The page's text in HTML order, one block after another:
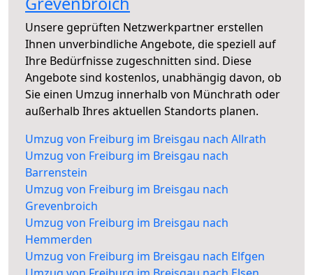
Unsere geprüften Netzwerkpartner erstellen
Ihnen unverbindliche Angebote, die speziell auf
Ihre Bedürfnisse zugeschnitten sind. Diese
Angebote sind kostenlos, unabhängig davon, ob
Sie einen Umzug innerhalb von Münchrath oder
außerhalb Ihres aktuellen Standorts planen.
Umzug von Freiburg im Breisgau nach Allrath
Umzug von Freiburg im Breisgau nach
Barrenstein
Umzug von Freiburg im Breisgau nach
Grevenbroich
Umzug von Freiburg im Breisgau nach
Hemmerden
Umzug von Freiburg im Breisgau nach Elfgen